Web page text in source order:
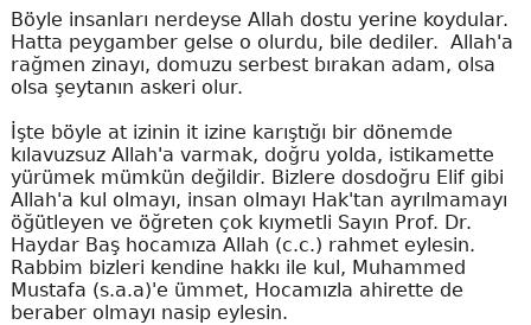
Böyle insanları nerdeyse Allah dostu yerine koydular.
Hatta peygamber gelse o olurdu, bile dediler. Allah'a
rağmen zinayı, domuzu serbest bırakan adam, olsa
olsa şeytanın askeri olur.
İşte böyle at izinin it izine karıştığı bir dönemde
kılavuzsuz Allah'a varmak, doğru yolda, istikamette
yürümek mümkün değildir. Bizlere dosdoğru Elif gibi
Allah'a kul olmayı, insan olmayı Hak'tan ayrılmamayı
öğütleyen ve öğreten çok kıymetli Sayın Prof. Dr.
Haydar Baş hocamıza Allah (c.c.) rahmet eylesin.
Rabbim bizleri kendine hakkı ile kul, Muhammed
Mustafa (s.a.a)'e ümmet, Hocamızla ahirette de
beraber olmayı nasip eylesin.